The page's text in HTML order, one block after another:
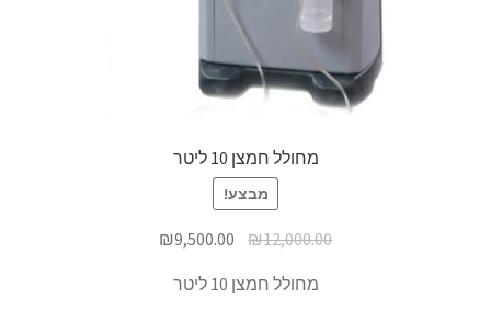
מחולל חמצן 10 ליטר
מבצע!
₪12,000.00
₪9,500.00
מחולל חמצן 10 ליטר